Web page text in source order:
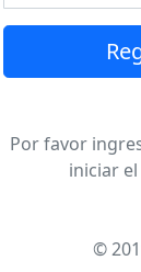
Por favor
iniciar
©